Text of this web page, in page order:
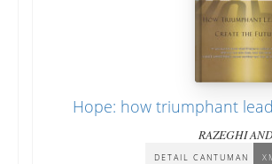
Hope: how triumphant
RAZEGHI
DETAIL CANTUMAN